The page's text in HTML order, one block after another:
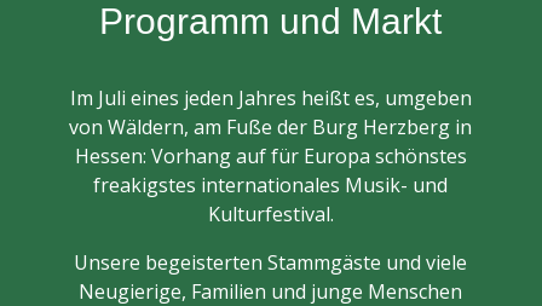
Programm und Markt
Im Juli eines jeden Jahres heißt es, umgeben
von Wäldern, am Fuße der Burg Herzberg in
Hessen: Vorhang auf für Europa schönstes
freakigstes internationales Musik- und
Kulturfestival.
Unsere begeisterten Stammgäste und viele
Neugierige, Familien und junge Menschen